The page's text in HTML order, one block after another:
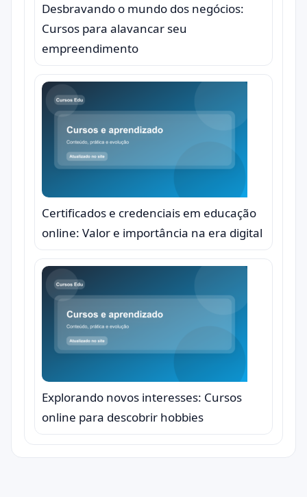
Desbravando o mundo dos negócios:
Cursos para alavancar seu
empreendimento
Certificados e credenciais em educação
online: Valor e importância na era digital
Explorando novos interesses: Cursos
online para descobrir hobbies